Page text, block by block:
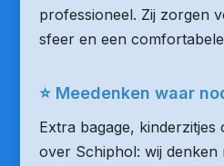
professioneel. Zij zorgen
sfeer en een
⭐ Meedenken waar
Extra bagage,
over Schiphol: wij denken